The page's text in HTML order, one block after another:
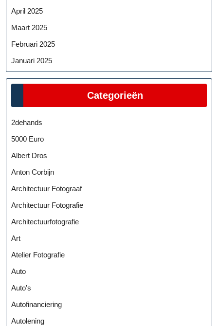
April 2025
Maart 2025
Februari 2025
Januari 2025
Categorieën
2dehands
5000 Euro
Albert Dros
Anton Corbijn
Architectuur Fotograaf
Architectuur Fotografie
Architectuurfotografie
Art
Atelier Fotografie
Auto
Auto's
Autofinanciering
Autolening